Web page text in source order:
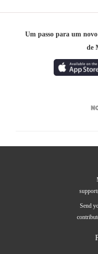
Um passo para um
de
Send